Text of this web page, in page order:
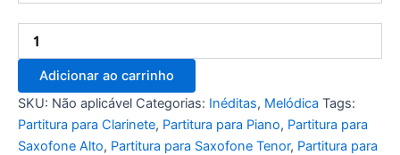
Adicionar ao carrinho
SKU: Não aplicável Categorias: Inéditas, Melódica Tags:
Partitura para Clarinete, Partitura para Piano, Partitura para
Saxofone Alto, Partitura para Saxofone Tenor, Partitura para